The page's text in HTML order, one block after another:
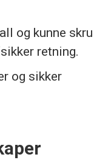
og kunne skru
retning.
og sikker